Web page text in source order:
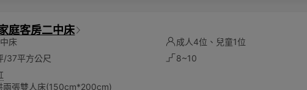
庭客房二中床
床
成人4位、兒童1位
/37平方公尺
8~10
張雙人床(150cm*200cm)